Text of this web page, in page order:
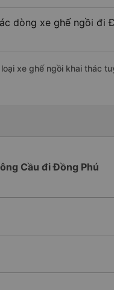
dòng xe ghế ngồi đi
xe ghế ngồi khai thác
Cầu đi Đồng Phú